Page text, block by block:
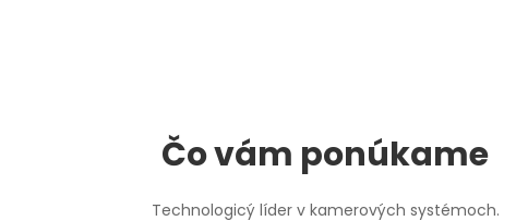
Čo vám ponúkame
Technologicý líder v kamerových systémoch.